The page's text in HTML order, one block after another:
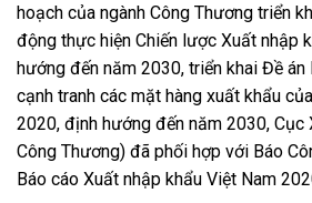
hoạch của ngành Công Thương triển
động thực hiện Chiến lược Xuất nhập
hướng đến năm 2030, triển khai Đề
cạnh tranh các mặt hàng xuất khẩu
2020, định hướng đến năm 2030, Cục
Công Thương) đã phối hợp với Báo
Báo cáo Xuất nhập khẩu Việt Nam